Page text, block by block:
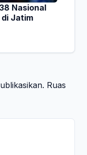
Nasional
di Jatim
Ruas